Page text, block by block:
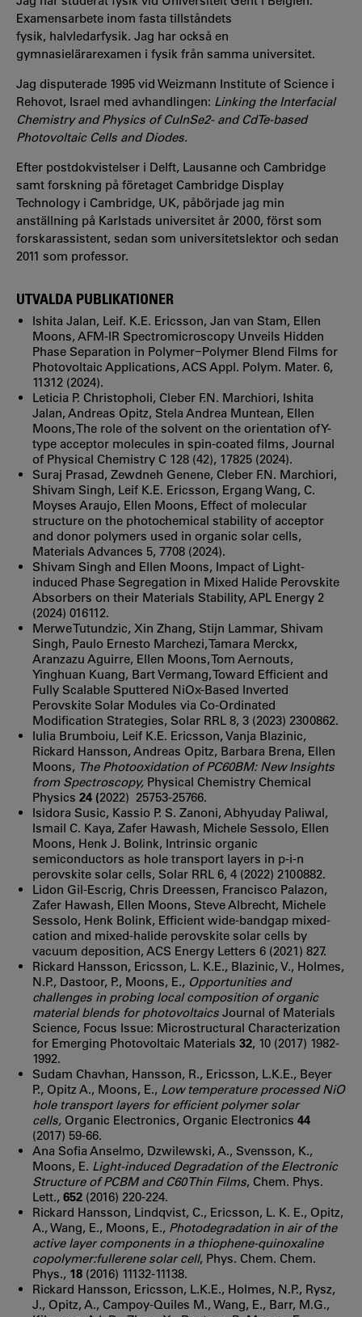
Examensarbete inom fasta tillståndets
fysik, halvledarfysik. Jag har också en
gymnasielärarexamen i fysik från samma universitet.
Jag disputerade 1995 vid Weizmann Institute of Science i
Rehovot, Israel med avhandlingen: Linking the Interfacial
Chemistry and Physics of CuInSe2- and CdTe-based
Photovoltaic Cells and Diodes.
Efter postdokvistelser i Delft, Lausanne och Cambridge
samt forskning på företaget Cambridge Display
Technology i Cambridge, UK, påbörjade jag min
anställning på Karlstads universitet år 2000, först som
forskarassistent, sedan som universitetslektor och sedan
2011 som professor.
UTVALDA PUBLIKATIONER
Ishita Jalan, Leif. K.E. Ericsson, Jan van Stam, Ellen
Moons, AFM-IR Spectromicroscopy Unveils Hidden
Phase Separation in Polymer−Polymer Blend Films for
Photovoltaic Applications, ACS Appl. Polym. Mater. 6,
11312 (2024).
Leticia P. Christopholi, Cleber F.N. Marchiori, Ishita
Jalan, Andreas Opitz, Stela Andrea Muntean, Ellen
Moons, The role of the solvent on the orientation of Y-
type acceptor molecules in spin-coated films, Journal
of Physical Chemistry C 128 (42), 17825 (2024).
Suraj Prasad, Zewdneh Genene, Cleber F.N. Marchiori,
Shivam Singh, Leif K.E. Ericsson, Ergang Wang, C.
Moyses Araujo, Ellen Moons, Effect of molecular
structure on the photochemical stability of acceptor
and donor polymers used in organic solar cells,
Materials Advances 5, 7708 (2024).
Shivam Singh and Ellen Moons, Impact of Light-
induced Phase Segregation in Mixed Halide Perovskite
Absorbers on their Materials Stability, APL Energy 2
(2024) 016112.
Merwe Tutundzic, Xin Zhang, Stijn Lammar, Shivam
Singh, Paulo Ernesto Marchezi, Tamara Merckx,
Aranzazu Aguirre, Ellen Moons, Tom Aernouts,
Yinghuan Kuang, Bart Vermang, Toward Efficient and
Fully Scalable Sputtered NiOx-Based Inverted
Perovskite Solar Modules via Co-Ordinated
Modification Strategies, Solar RRL 8, 3 (2023) 2300862.
Iulia Brumboiu, Leif K.E. Ericsson, Vanja Blazinic,
Rickard Hansson, Andreas Opitz, Barbara Brena, Ellen
Moons, The Photooxidation of PC60BM: New Insights
from Spectroscopy, Physical Chemistry Chemical
Physics 24 (2022) 25753-25766.
Isidora Susic, Kassio P. S. Zanoni, Abhyuday Paliwal,
Ismail C. Kaya, Zafer Hawash, Michele Sessolo, Ellen
Moons, Henk J. Bolink, Intrinsic organic
semiconductors as hole transport layers in p-i-n
perovskite solar cells, Solar RRL 6, 4 (2022) 2100882.
Lidon Gil-Escrig, Chris Dreessen, Francisco Palazon,
Zafer Hawash, Ellen Moons, Steve Albrecht, Michele
Sessolo, Henk Bolink, Efficient wide-bandgap mixed-
cation and mixed-halide perovskite solar cells by
vacuum deposition, ACS Energy Letters 6 (2021) 827.
Rickard Hansson, Ericsson, L. K.E., Blazinic, V., Holmes,
N.P., Dastoor, P., Moons, E., Opportunities and
challenges in probing local composition of organic
material blends for photovoltaics Journal of Materials
Science, Focus Issue: Microstructural Characterization
for Emerging Photovoltaic Materials 32, 10 (2017) 1982-
1992.
Sudam Chavhan, Hansson, R., Ericsson, L.K.E., Beyer
P., Opitz A., Moons, E., Low temperature processed NiO
hole transport layers for efficient polymer solar
cells, Organic Electronics, Organic Electronics 44
(2017) 59-66.
Ana Sofia Anselmo, Dzwilewski, A., Svensson, K.,
Moons, E. Light-induced Degradation of the Electronic
Structure of PCBM and C60 Thin Films, Chem. Phys.
Lett., 652 (2016) 220-224.
Rickard Hansson, Lindqvist, C., Ericsson, L. K. E., Opitz,
A., Wang, E., Moons, E., Photodegradation in air of the
active layer components in a thiophene-quinoxaline
copolymer:fullerene solar cell, Phys. Chem. Chem.
Phys., 18 (2016) 11132-11138.
Rickard Hansson, Ericsson, L.K.E., Holmes, N.P., Rysz,
J., Opitz, A., Campoy-Quiles M., Wang, E., Barr, M.G.,